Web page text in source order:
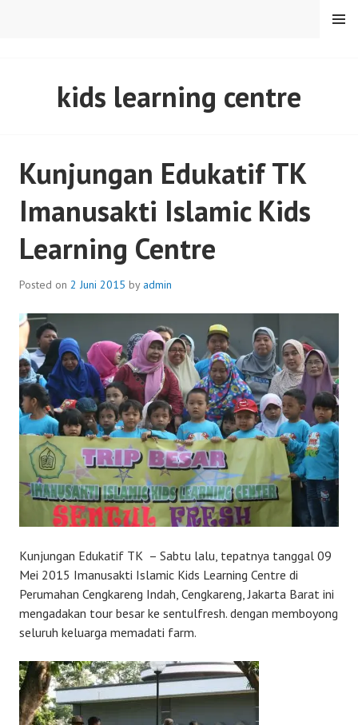
MENU
kids learning centre
Kunjungan Edukatif TK
Imanusakti Islamic Kids
Learning Centre
Posted on 2 Juni 2015 by admin
Kunjungan Edukatif TK – Sabtu lalu, tepatnya tanggal 09
Mei 2015 Imanusakti Islamic Kids Learning Centre di
Perumahan Cengkareng Indah, Cengkareng, Jakarta Barat ini
mengadakan tour besar ke sentulfresh. dengan memboyong
seluruh keluarga memadati farm.